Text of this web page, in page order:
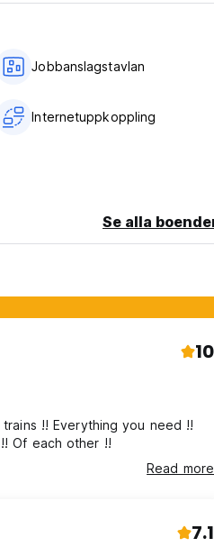
Jobbanslagstavlan
Internetuppkoppling
Se alla
10
!! Everything you need !!
Of each other !!
Read more
7.1